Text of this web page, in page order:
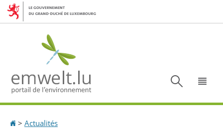
Aller
Aller
Accueil
> Actualités